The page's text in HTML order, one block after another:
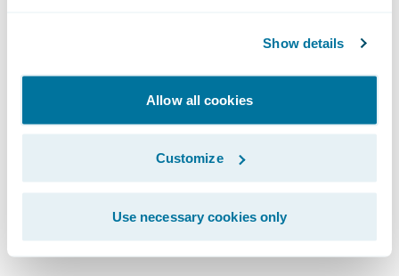
Show details
Allow all cookies
Customize
Use necessary cookies only
de contratos y la gestión de siniestros. La
reciente migración de la línea de negocios
de Movilidad de Macif es una continuación
de la migración inicial de su ramo de Flotas.
Todas las demás líneas de negocio de P&C
se implementarán en Guidewire Cloud en
los próximos dos años.